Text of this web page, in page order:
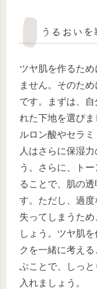
うるおい
ツヤ肌を作るた
ません。そのた
です。まずは、
れた下地を選び
ルロン酸やセラ
人はさらに保湿
う。さらに、ト
ることで、肌の
す。ただし、過
失ってしまうた
しょう。ツヤ肌
クを一緒に考え
ぶことで、しっ
入れましょう。